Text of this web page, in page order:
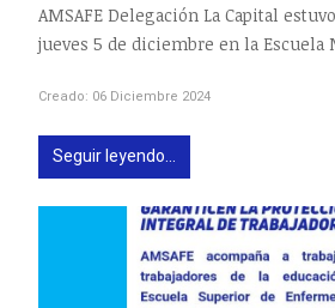
AMSAFE Delegación La Capital
jueves 5 de diciembre en la Escuela
Creado: 06 Diciembre 2024
Seguir leyendo...